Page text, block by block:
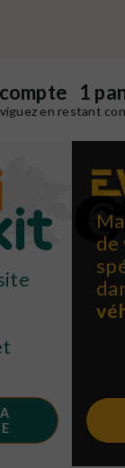
1
en restant
de